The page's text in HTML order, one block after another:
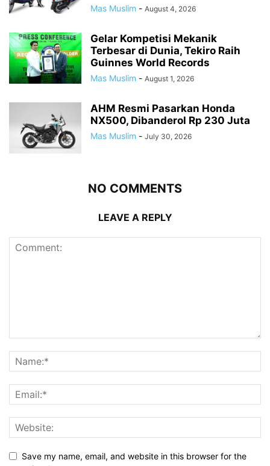
Mas Muslim - August 4, 2026
Gelar Kompetisi Mekanik
Terbesar di Dunia, Tekiro Raih
Guinnes World Records
Mas Muslim - August 1, 2026
AHM Resmi Pasarkan Honda
NX500, Dibanderol Rp 230 Juta
Mas Muslim - July 30, 2026
NO COMMENTS
LEAVE A REPLY
Save my name, email, and website in this browser for the